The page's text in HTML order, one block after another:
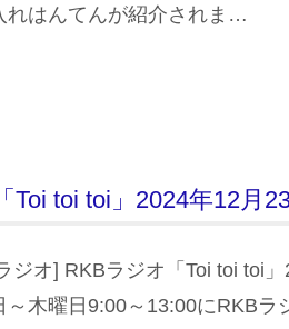
れはんてんが紹介されま…
toi toi」2024年12月
ジオ] RKBラジオ「Toi toi toi
～木曜日9:00～13:00にRKBラ